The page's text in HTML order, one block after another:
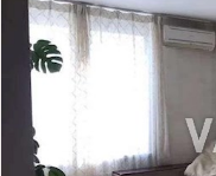
будинком: школа,
хвилин. 044 200 10 80